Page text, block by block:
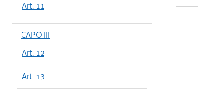
Art. 11
CAPO III
Art. 12
Art. 13